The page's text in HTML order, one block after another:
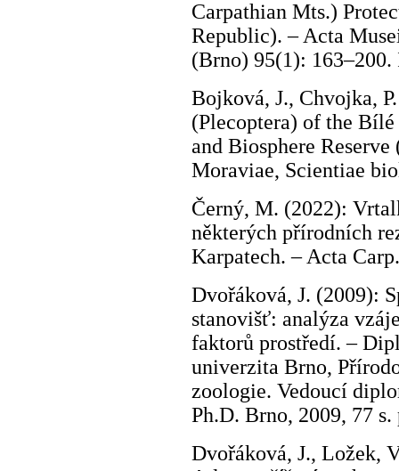
Carpathian Mts.)
Republic). – Acta
(Brno) 95(1): 163–200.
Bojková, J., Chvojka,
(Plecoptera) of the
and Biosphere
Moraviae, Scientiae
Černý, M. (2022):
některých přírodních
Karpatech. – Acta
Dvořáková, J. (2009):
stanovišť: analýza
faktorů prostředí. –
univerzita Brno,
zoologie. Vedoucí
Ph.D. Brno, 2009, 77
Dvořáková, J., Ložek,